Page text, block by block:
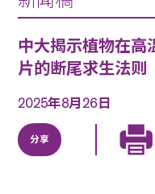
中大揭示植物在高
片的断尾求生法则
2025年8月26日
分享